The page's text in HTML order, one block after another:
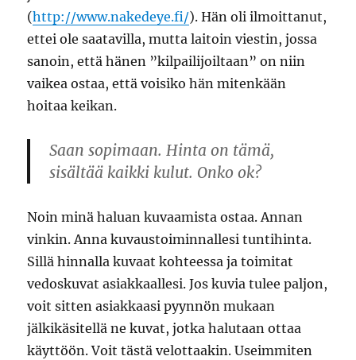
(http://www.nakedeye.fi/). Hän oli ilmoittanut,
ettei ole saatavilla, mutta laitoin viestin, jossa
sanoin, että hänen ”kilpailijoiltaan” on niin
vaikea ostaa, että voisiko hän mitenkään
hoitaa keikan.
Saan sopimaan. Hinta on tämä,
sisältää kaikki kulut. Onko ok?
Noin minä haluan kuvaamista ostaa. Annan
vinkin. Anna kuvaustoiminnallesi tuntihinta.
Sillä hinnalla kuvaat kohteessa ja toimitat
vedoskuvat asiakkaallesi. Jos kuvia tulee paljon,
voit sitten asiakkaasi pyynnön mukaan
jälkikäsitellä ne kuvat, jotka halutaan ottaa
käyttöön. Voit tästä velottaakin. Useimmiten